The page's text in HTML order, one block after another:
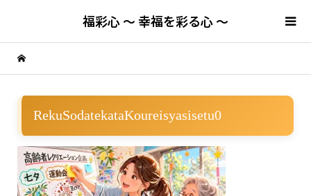
福彩心 ～ 幸福を彩る心 ～
RekuSodatekataKoureisyasisetu0